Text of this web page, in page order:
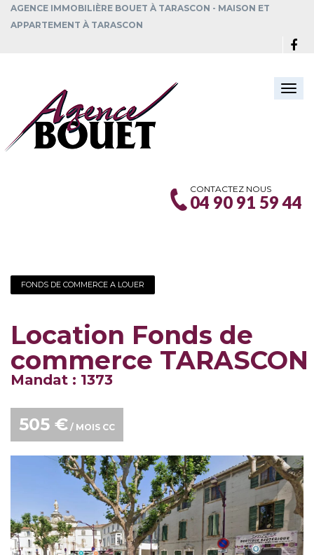
AGENCE IMMOBILIÈRE BOUET À TARASCON - MAISON ET
APPARTEMENT À TARASCON
CONTACTEZ NOUS
04 90 91 59 44
FONDS DE COMMERCE A LOUER
Location Fonds de
commerce TARASCON
Mandat : 1373
505 € / MOIS CC